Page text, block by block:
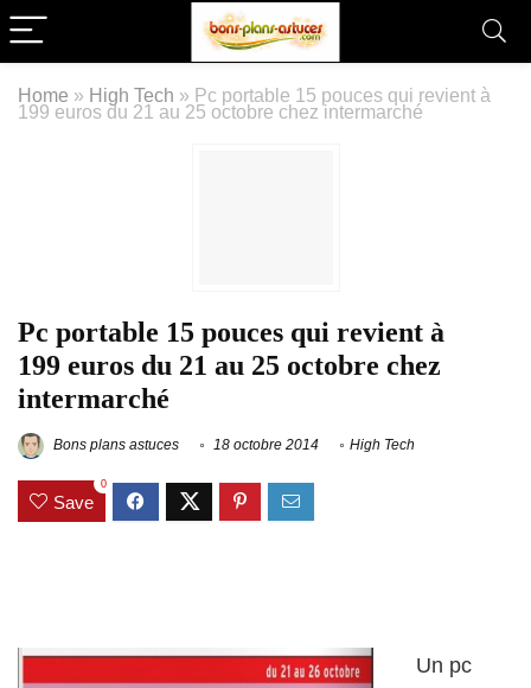
Home » High Tech » Pc portable 15 pouces qui revient à
199 euros du 21 au 25 octobre chez intermarché
Pc portable 15 pouces qui revient à
199 euros du 21 au 25 octobre chez
intermarché
Bons plans astuces 18 octobre 2014 High Tech
Save
0
Un pc